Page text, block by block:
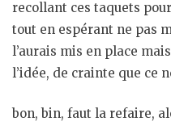
recollant ces taquets
tout en espérant ne pas
l’aurais mis en place
l’idée, de crainte que ce
bon, bin, faut la refaire,